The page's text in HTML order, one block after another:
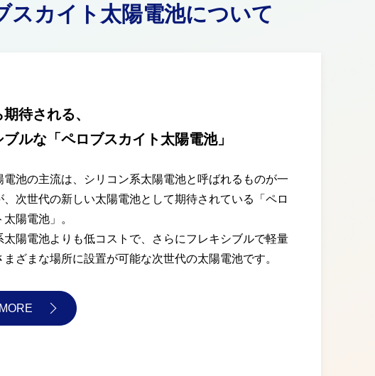
スカイト太陽電池について
待される、
ブルな「ペロブスカイト太陽電池」
電池の主流は、シリコン系太陽電池と呼ばれるものが一
、次世代の新しい太陽電池として期待されている「ペロ
陽電池」。
太陽電池よりも低コストで、さらにフレキシブルで軽量
まざまな場所に設置が可能な次世代の太陽電池です。